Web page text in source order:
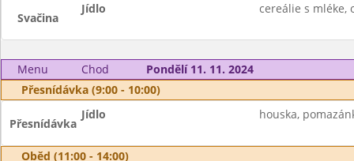
Svačina
Jídlo cereálie s mléke,
Menu Chod
Pondělí 11. 11. 2024
Přesnídávka (9:00 - 10:00)
Přesnídávka
Jídlo houska,
Oběd (11:00 - 14:00)